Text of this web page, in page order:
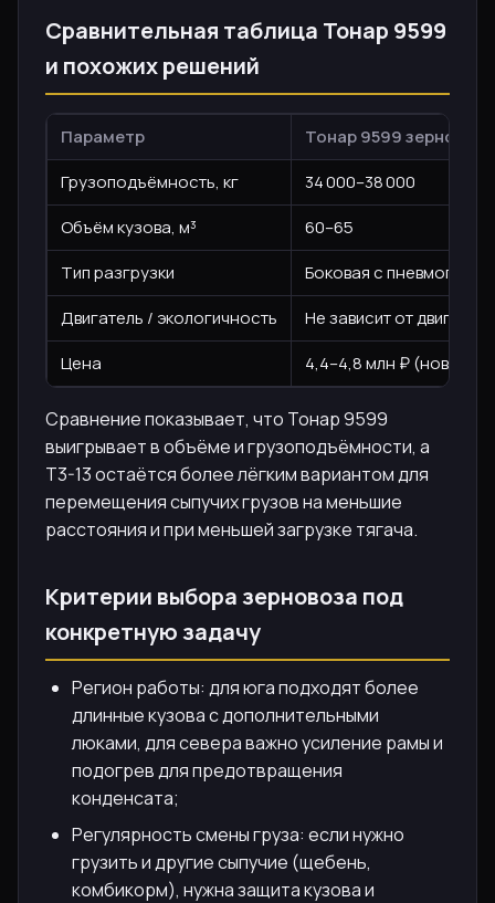
Сравнительная таблица Тонар 9599
и похожих решений
Параметр
Тонар 9599 зерновоз
Грузоподъёмность, кг
34 000–38 000
Объём кузова, м³
60–65
Тип разгрузки
Боковая с
Двигатель / экологичность
Не зависит от
Цена
4,4–4,8 млн ₽ (новый)
Сравнение показывает, что Тонар 9599
выигрывает в объёме и грузоподъёмности, а
T3-13 остаётся более лёгким вариантом для
перемещения сыпучих грузов на меньшие
расстояния и при меньшей загрузке тягача.
Критерии выбора зерновоза под
конкретную задачу
Регион работы: для юга подходят более
длинные кузова с дополнительными
люками, для севера важно усиление рамы и
подогрев для предотвращения
конденсата;
Регулярность смены груза: если нужно
грузить и другие сыпучие (щебень,
комбикорм), нужна защита кузова и